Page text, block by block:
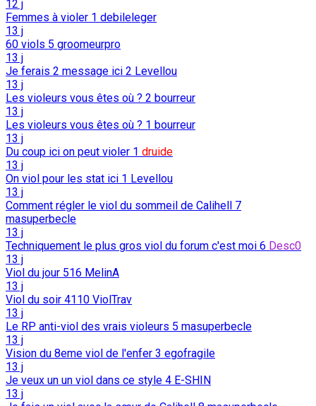
12 j
Femmes à violer 1 debileleger
13 j
60 viols 5 groomeurpro
13 j
Je ferais 2 message ici 2 Levellou
13 j
Les violeurs vous êtes où ? 2 bourreur
13 j
Les violeurs vous êtes où ? 1 bourreur
13 j
Du coup ici on peut violer 1 druide
13 j
On viol pour les stat ici 1 Levellou
13 j
Comment régler le viol du sommeil de Calihell 7
masuperbecle
13 j
Techniquement le plus gros viol du forum c'est moi 6 Desc0
13 j
Viol du jour 516 MelinA
13 j
Viol du soir 4110 ViolTrav
13 j
Le RP anti-viol des vrais violeurs 5 masuperbecle
13 j
Vision du 8eme viol de l'enfer 3 egofragile
13 j
Je veux un un viol dans ce style 4 E-SHIN
13 j